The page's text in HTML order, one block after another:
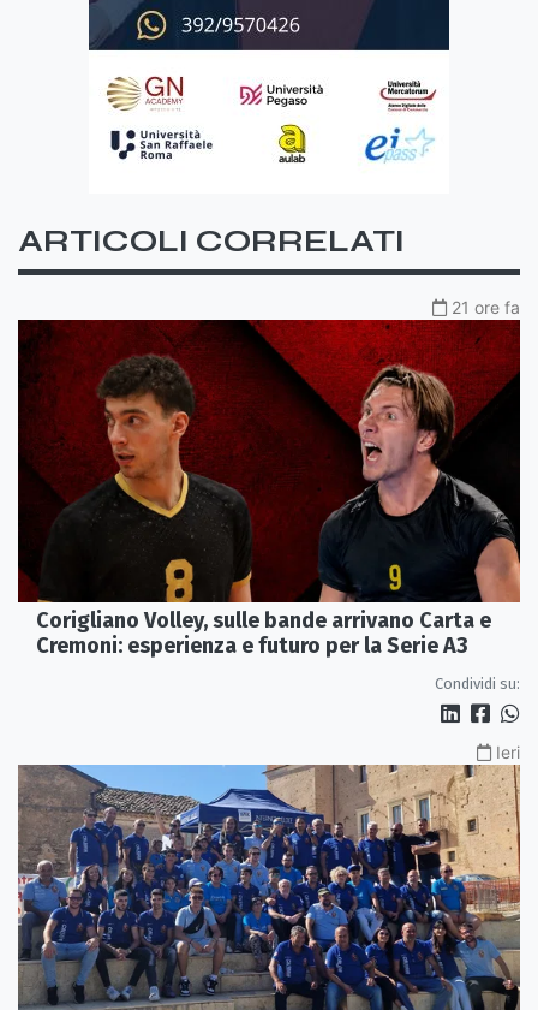
ARTICOLI CORRELATI
21 ore fa
Corigliano Volley, sulle bande arrivano Carta e
Cremoni: esperienza e futuro per la Serie A3
Condividi su:
Ieri